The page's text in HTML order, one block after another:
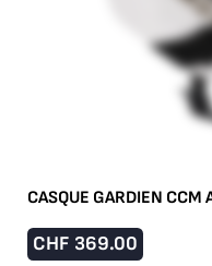
CASQUE GARDIEN CCM
CHF 369.00